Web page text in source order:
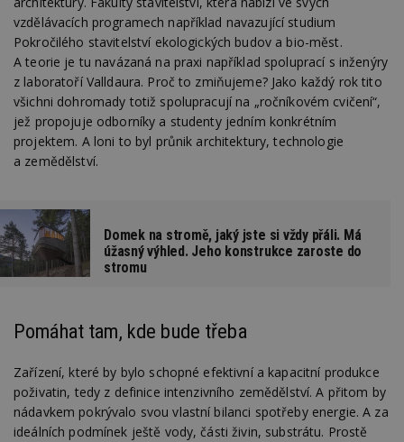
vzdělávacích programech například navazující studium
Pokročilého stavitelství ekologických budov a bio-měst.
A teorie je tu navázaná na praxi například spoluprací s inženýry
z laboratoří Valldaura. Proč to zmiňujeme? Jako každý rok tito
všichni dohromady totiž spolupracují na „ročníkovém cvičení“,
jež propojuje odborníky a studenty jedním konkrétním
projektem. A loni to byl průnik architektury, technologie
a zemědělství.
Domek na stromě, jaký jste si vždy přáli. Má
úžasný výhled. Jeho konstrukce zaroste do
stromu
Pomáhat tam, kde bude třeba
Zařízení, které by bylo schopné efektivní a kapacitní produkce
poživatin, tedy z definice intenzivního zemědělství. A přitom by
nádavkem pokrývalo svou vlastní bilanci spotřeby energie. A za
ideálních podmínek ještě vody, části živin, substrátu. Prostě